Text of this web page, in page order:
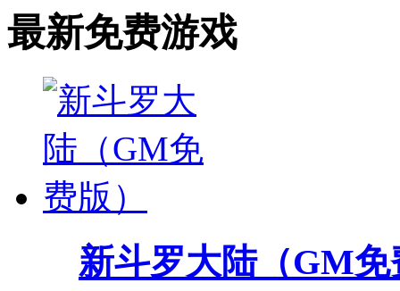
最新免费游戏
新斗罗大陆（GM免